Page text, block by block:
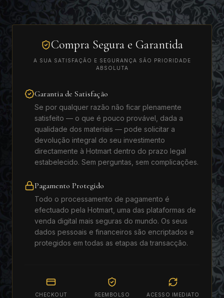
Compra Segura e Garantida
A SUA SATISFAÇÃO E SEGURANÇA SÃO PRIORIDADE
ABSOLUTA
Garantia de Satisfação
Se por qualquer razão não ficar plenamente
satisfeito — o que é pouco provável, dada a
qualidade dos materiais — pode solicitar a
devolução integral do seu investimento
directamente à Hotmart dentro do prazo legal
estabelecido. Sem perguntas, sem complicações.
Pagamento Protegido
Todo o processamento de pagamento é
efectuado pela Hotmart, uma das plataformas de
venda digital mais seguras do mundo. Os seus
dados pessoais e financeiros são encriptados e
protegidos em todas as etapas da transacção.
CHECKOUT
REEMBOLSO
ACESSO IMEDIATO